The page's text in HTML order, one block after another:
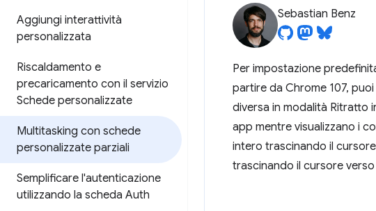
Aggiungi interattività
personalizzata
Riscaldamento e
precaricamento con il servizio
Schede personalizzate
Multitasking con schede
personalizzate parziali
Semplificare l'autenticazione
utilizzando la scheda Auth
Sebastian Benz
Per impostazione
partire da Chrome 107,
diversa in modalità Ritratto
app mentre visualizzano i
intero trascinando il
trascinando il cursore verso